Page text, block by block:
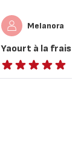
Melanora
Yaourt à la fraise
ratings.NaN